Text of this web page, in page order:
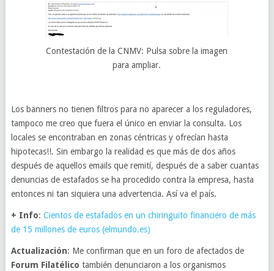
Contestación de la CNMV: Pulsa sobre la imagen
para ampliar.
Los banners no tienen filtros para no aparecer a los reguladores,
tampoco me creo que fuera el único en enviar la consulta. Los
locales se encontraban en zonas céntricas y ofrecían hasta
hipotecas!!. Sin embargo la realidad es que más de dos años
después de aquellos emails que remití, después de a saber cuantas
denuncias de estafados se ha procedido contra la empresa, hasta
entonces ni tan siquiera una advertencia. Así va el país.
+ Info: Cientos de estafados en un chiringuito financiero de más
de 15 millones de euros (elmundo.es)
Actualización: Me confirman que en un foro de afectados de
Forum Filatélico también denunciaron a los organismos